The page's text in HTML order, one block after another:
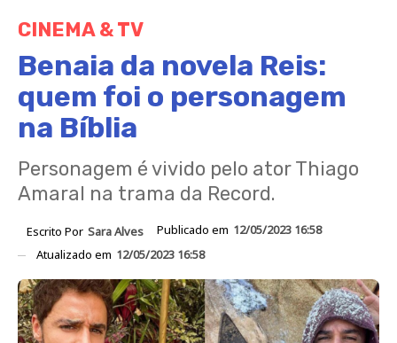
CINEMA & TV
Benaia da novela Reis:
quem foi o personagem
na Bíblia
Personagem é vivido pelo ator Thiago
Amaral na trama da Record.
Escrito Por Sara Alves Publicado em 12/05/2023 16:58
Atualizado em 12/05/2023 16:58